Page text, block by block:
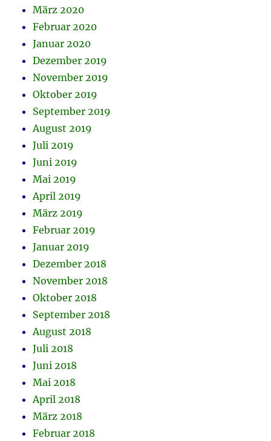
März 2020
Februar 2020
Januar 2020
Dezember 2019
November 2019
Oktober 2019
September 2019
August 2019
Juli 2019
Juni 2019
Mai 2019
April 2019
März 2019
Februar 2019
Januar 2019
Dezember 2018
November 2018
Oktober 2018
September 2018
August 2018
Juli 2018
Juni 2018
Mai 2018
April 2018
März 2018
Februar 2018